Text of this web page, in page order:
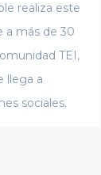
realiza este
a más de 30
TEI,
llega a
sociales.